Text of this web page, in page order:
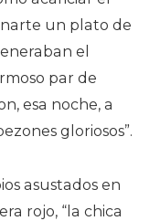
un plato de
el
par de
esa noche, a
gloriosos”.
asustados en
rojo, “la chica